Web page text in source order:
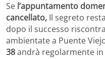
Se l’appuntamento
cancellato, Il segreto
dopo il successo
ambientate a Puente
38andrà regolarmente